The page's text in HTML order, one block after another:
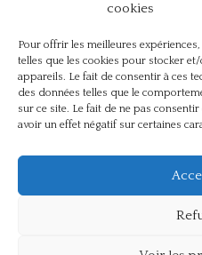
cookies
Pour offrir les meilleures
telles que les cookies pour stocker
appareils. Le fait de consentir à ces
des données telles que le
sur ce site. Le fait de ne pas
avoir un effet négatif sur certaines
La guerre, la Résistance
Non classé(42)
Partis politiques,
Présentation(4)
Références(57)